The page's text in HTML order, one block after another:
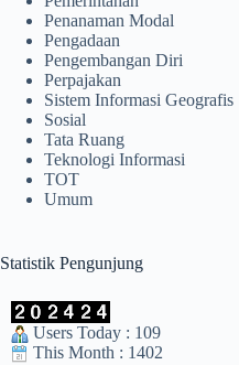
Penanaman Modal
Pengadaan
Pengembangan Diri
Perpajakan
Sistem Informasi Geografis
Sosial
Tata Ruang
Teknologi Informasi
TOT
Umum
Statistik Pengunjung
Users Today : 109
This Month : 1402